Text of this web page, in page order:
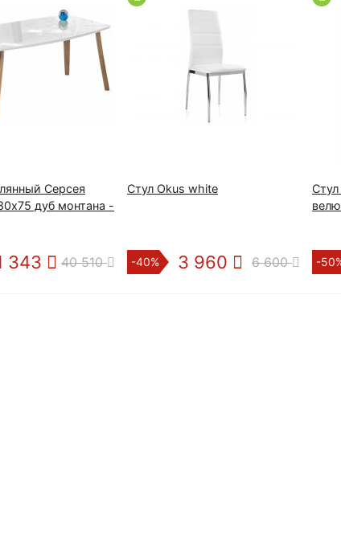
Серсея
дуб монтана -
343 40 510
Стул Okus white
-40% 3 960 6 600 -